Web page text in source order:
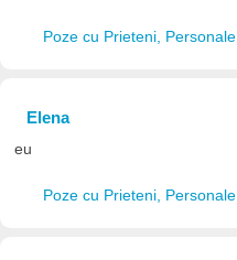
Poze cu Prieteni, Personale
Elena
eu
Poze cu Prieteni, Personale